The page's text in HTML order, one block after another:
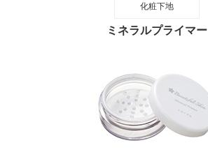
化粧下地
ミネラルプライマー